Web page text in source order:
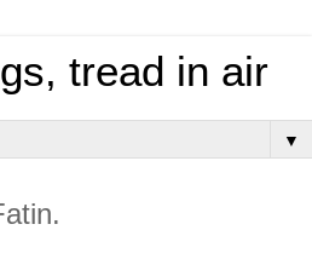
tread in air
▼